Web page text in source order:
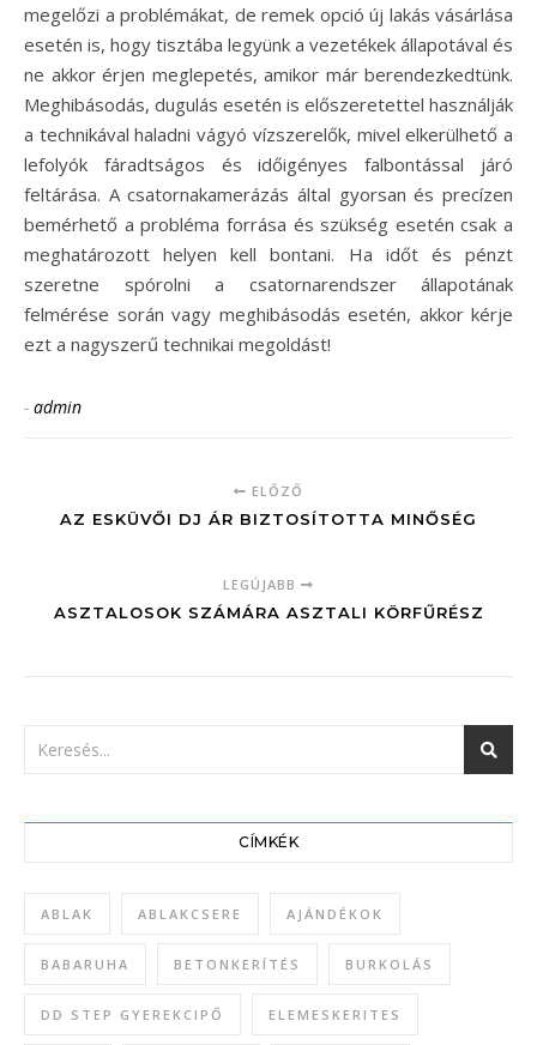
megelőzi a problémákat, de remek opció új lakás vásárlása
esetén is, hogy tisztába legyünk a vezetékek állapotával és
ne akkor érjen meglepetés, amikor már berendezkedtünk.
Meghibásodás, dugulás esetén is előszeretettel használják
a technikával haladni vágyó vízszerelők, mivel elkerülhető a
lefolyók fáradtságos és időigényes falbontással járó
feltárása. A csatornakamerázás által gyorsan és precízen
bemérhető a probléma forrása és szükség esetén csak a
meghatározott helyen kell bontani. Ha időt és pénzt
szeretne spórolni a csatornarendszer állapotának
felmérése során vagy meghibásodás esetén, akkor kérje
ezt a nagyszerű technikai megoldást!
- admin
ELŐZŐ
AZ ESKÜVŐI DJ ÁR BIZTOSÍTOTTA MINŐSÉG
LEGÚJABB
ASZTALOSOK SZÁMÁRA ASZTALI KÖRFŰRÉSZ
CÍMKÉK
ABLAK ABLAKCSERE AJÁNDÉKOK
BABARUHA BETONKERÍTÉS BURKOLÁS
DD STEP GYEREKCIPŐ ELEMESKERITES